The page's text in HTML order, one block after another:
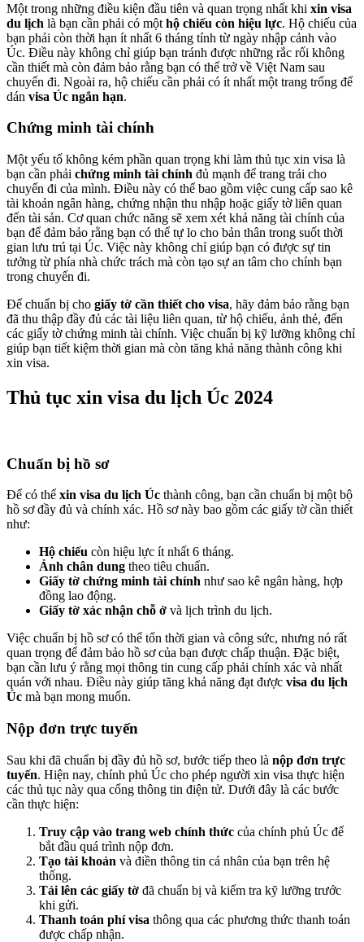
Một trong những điều kiện đầu tiên và quan trọng nhất khi xin visa
du lịch là bạn cần phải có một hộ chiếu còn hiệu lực. Hộ chiếu của
bạn phải còn thời hạn ít nhất 6 tháng tính từ ngày nhập cảnh vào
Úc. Điều này không chỉ giúp bạn tránh được những rắc rối không
cần thiết mà còn đảm bảo rằng bạn có thể trở về Việt Nam sau
chuyến đi. Ngoài ra, hộ chiếu cần phải có ít nhất một trang trống để
dán visa Úc ngắn hạn.
Chứng minh tài chính
Một yếu tố không kém phần quan trọng khi làm thủ tục xin visa là
bạn cần phải chứng minh tài chính đủ mạnh để trang trải cho
chuyến đi của mình. Điều này có thể bao gồm việc cung cấp sao kê
tài khoản ngân hàng, chứng nhận thu nhập hoặc giấy tờ liên quan
đến tài sản. Cơ quan chức năng sẽ xem xét khả năng tài chính của
bạn để đảm bảo rằng bạn có thể tự lo cho bản thân trong suốt thời
gian lưu trú tại Úc. Việc này không chỉ giúp bạn có được sự tin
tưởng từ phía nhà chức trách mà còn tạo sự an tâm cho chính bạn
trong chuyến đi.
Để chuẩn bị cho giấy tờ cần thiết cho visa, hãy đảm bảo rằng bạn
đã thu thập đầy đủ các tài liệu liên quan, từ hộ chiếu, ảnh thẻ, đến
các giấy tờ chứng minh tài chính. Việc chuẩn bị kỹ lưỡng không chỉ
giúp bạn tiết kiệm thời gian mà còn tăng khả năng thành công khi
xin visa.
Thủ tục xin visa du lịch Úc 2024
Chuẩn bị hồ sơ
Để có thể xin visa du lịch Úc thành công, bạn cần chuẩn bị một bộ
hồ sơ đầy đủ và chính xác. Hồ sơ này bao gồm các giấy tờ cần thiết
như:
Hộ chiếu còn hiệu lực ít nhất 6 tháng.
Ảnh chân dung theo tiêu chuẩn.
Giấy tờ chứng minh tài chính như sao kê ngân hàng, hợp
đồng lao động.
Giấy tờ xác nhận chỗ ở và lịch trình du lịch.
Việc chuẩn bị hồ sơ có thể tốn thời gian và công sức, nhưng nó rất
quan trọng để đảm bảo hồ sơ của bạn được chấp thuận. Đặc biệt,
bạn cần lưu ý rằng mọi thông tin cung cấp phải chính xác và nhất
quán với nhau. Điều này giúp tăng khả năng đạt được visa du lịch
Úc mà bạn mong muốn.
Nộp đơn trực tuyến
Sau khi đã chuẩn bị đầy đủ hồ sơ, bước tiếp theo là nộp đơn trực
tuyến. Hiện nay, chính phủ Úc cho phép người xin visa thực hiện
các thủ tục này qua cổng thông tin điện tử. Dưới đây là các bước
cần thực hiện:
Truy cập vào trang web chính thức của chính phủ Úc để
bắt đầu quá trình nộp đơn.
Tạo tài khoản và điền thông tin cá nhân của bạn trên hệ
thống.
Tải lên các giấy tờ đã chuẩn bị và kiểm tra kỹ lưỡng trước
khi gửi.
Thanh toán phí visa thông qua các phương thức thanh toán
được chấp nhận.